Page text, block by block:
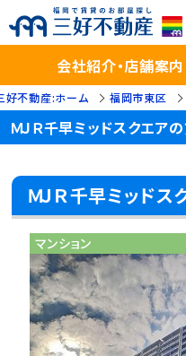
会社紹介・店舗案内
好不動産:ホーム 福岡市東区
ＭＪＲ千早ミッドスクエア
ＭＪＲ千早ミッド
マンション